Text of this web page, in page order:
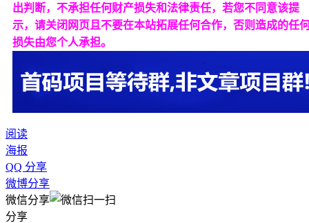
出判断，不承担任何财产损失和法律责任，若您不同意该提
示，请关闭网页且不要在本站拓展任何合作，否则造成的任
损失由您个人承担。
阅读
海报
QQ 分享
微博分享
微信分享
分享